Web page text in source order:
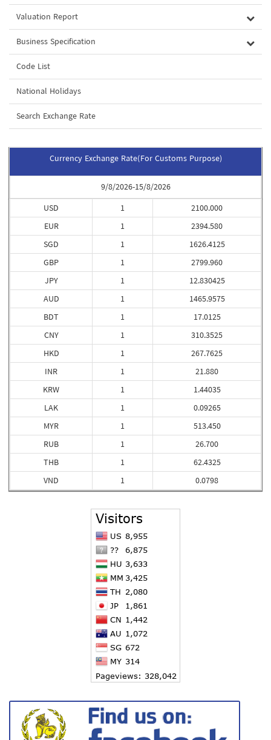
Valuation Report
Business Specification
Code List
National Holidays
Search Exchange Rate
Currency Exchange Rate(For Customs Purpose)
9/8/2026-15/8/2026
USD
EUR
SGD
GBP
JPY
AUD
BDT
CNY
HKD
INR
KRW
LAK
MYR
RUB
THB
VND
1
1
1
1
1
1
1
1
1
1
1
1
1
1
1
1
2100.000
2394.580
1626.4125
2799.960
12.830425
1465.9575
17.0125
310.3525
267.7625
21.880
1.44035
0.09265
513.450
26.700
62.4325
0.0798